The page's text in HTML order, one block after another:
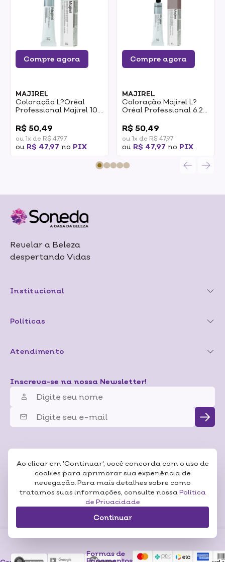
Ao clicar em 'Continuar', você concorda com o uso de
cookies para aprimorar sua experiência de
nevegação. Para mais detalhes sobre como
tratamos suas informações, consulte nossa Política
de Privacidade
Continuar
Compre agora
MAJIREL
Coloração L?Oréal
Professional Majirel 10.1
Acinzentado 50g
R$ 50,49
ou 1x de R$ 47,97
ou R$ 47,97 no PIX
Compre agora
MAJIREL
Coloração Majirel L?
Oréal Professional 6.23
Dourado 50g
R$ 50,49
ou 1x de R$ 47,97
ou R$ 47,97 no PIX
Revelar a Beleza
despertando Vidas
Institucional
Políticas
Atendimento
Inscreva-se na nossa Newsletter!
Formas de
Pagamentos